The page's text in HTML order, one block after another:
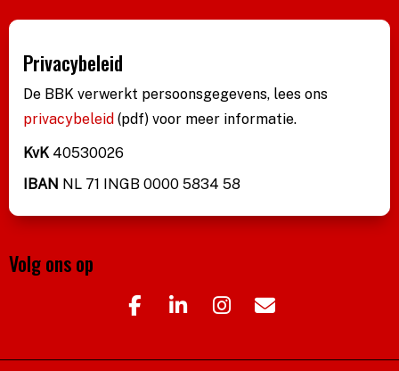
Privacybeleid
De BBK verwerkt persoonsgegevens, lees ons
privacybeleid (pdf) voor meer informatie.
KvK 40530026
IBAN NL 71 INGB 0000 5834 58
Volg ons op